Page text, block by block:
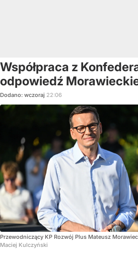
Współpraca z
odpowiedź
Dodano: wczoraj 22:06
Przewodniczący KP Rozwój Plus Mateusz
Maciej Kulczyński